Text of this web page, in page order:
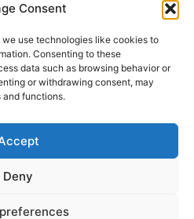
Consent
use technologies like cookies to
Consenting to these
data such as browsing behavior or
or withdrawing consent, may
functions.
Deny
Meistä
Tiimityön ABC
Lataa Tiimikemian
opas
Varaa maksuton